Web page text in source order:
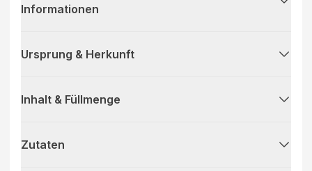
Informationen
Ursprung & Herkunft
Inhalt & Füllmenge
Zutaten